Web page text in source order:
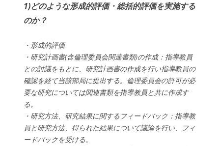
1)どのような形成的評価・総括的評価を実施する
のか？
・形成的評価
・研究計画書(含倫理委員会関連書類)の作成：指導教員
との討議をもとに、研究計画書の作成を行い指導教員の
確認を経て当該部局に提出する。倫理委員会の許可が必
要な研究については関連書類を指導教員と共に作成す
る。
・研究方法、研究結果に関するフィードバック：指導教
員と研究方法、得られた結果について議論を行い、フィ
ードバックを受ける。